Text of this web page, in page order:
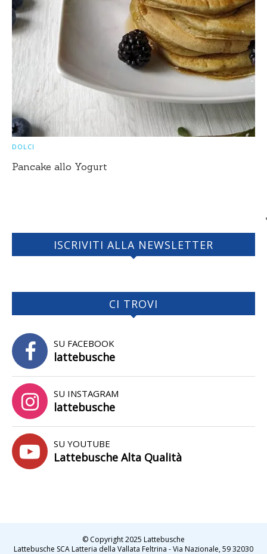
DOLCI
Pancake allo Yogurt
ISCRIVITI ALLA NEWSLETTER
CI TROVI
SU FACEBOOK
lattebusche
SU INSTAGRAM
lattebusche
SU YOUTUBE
Lattebusche Alta Qualità
© Copyright 2025 Lattebusche
Lattebusche SCA Latteria della Vallata Feltrina - Via Nazionale, 59 32030